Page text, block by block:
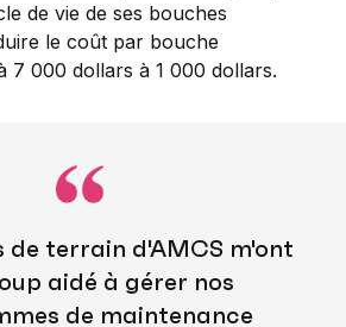
de vie de ses bouches
le coût par bouche
7 000 dollars à 1 000 dollars.
de terrain d'AMCS m'ont
aidé à gérer nos
de maintenance